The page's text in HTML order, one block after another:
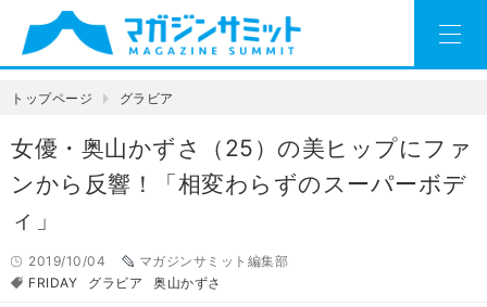
トップページ グラビア
女優・奥山かずさ（25）の美ヒップにファ
ンから反響！「相変わらずのスーパーボデ
ィ」
2019/10/04
マガジンサミット編集部
FRIDAY
グラビア 奥山かずさ